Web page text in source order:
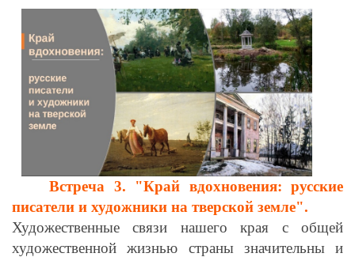
Встреча 3. "Край вдохновения: русские
писатели и художники на тверской земле".
Художественные связи нашего края с общей
художественной жизнью страны значительны и